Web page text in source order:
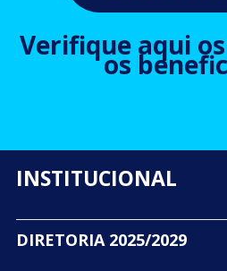
Verifique aqui
os
INSTITUCIONAL
DIRETORIA 2025/2029